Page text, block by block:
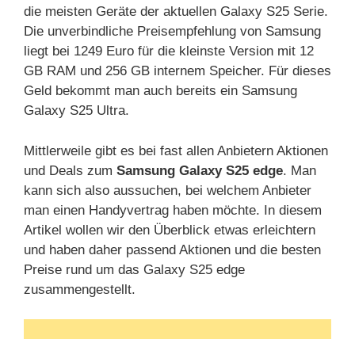
die meisten Geräte der aktuellen Galaxy S25 Serie.
Die unverbindliche Preisempfehlung von Samsung
liegt bei 1249 Euro für die kleinste Version mit 12
GB RAM und 256 GB internem Speicher. Für dieses
Geld bekommt man auch bereits ein Samsung
Galaxy S25 Ultra.
Mittlerweile gibt es bei fast allen Anbietern Aktionen
und Deals zum Samsung Galaxy S25 edge. Man
kann sich also aussuchen, bei welchem Anbieter
man einen Handyvertrag haben möchte. In diesem
Artikel wollen wir den Überblick etwas erleichtern
und haben daher passend Aktionen und die besten
Preise rund um das Galaxy S25 edge
zusammengestellt.